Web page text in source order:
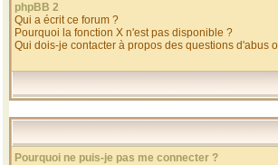
phpBB 2
Qui a écrit ce forum ?
Pourquoi la fonction X n'est pas disponible ?
Qui dois-je contacter à propos des questions d'abus
Pourquoi ne puis-je pas me connecter ?